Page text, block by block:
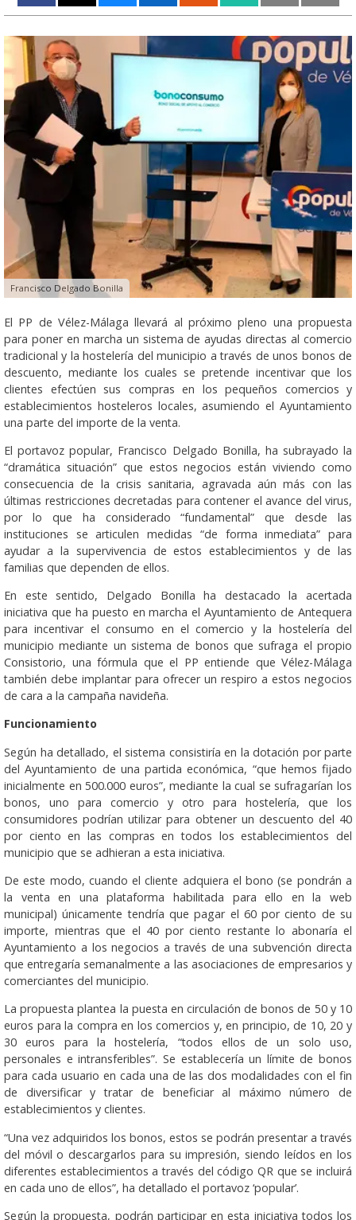
Francisco Delgado Bonilla
El PP de Vélez-Málaga llevará al próximo pleno una propuesta
para poner en marcha un sistema de ayudas directas al comercio
tradicional y la hostelería del municipio a través de unos bonos de
descuento, mediante los cuales se pretende incentivar que los
clientes efectúen sus compras en los pequeños comercios y
establecimientos hosteleros locales, asumiendo el Ayuntamiento
una parte del importe de la venta.
El portavoz popular, Francisco Delgado Bonilla, ha subrayado la
“dramática situación” que estos negocios están viviendo como
consecuencia de la crisis sanitaria, agravada aún más con las
últimas restricciones decretadas para contener el avance del virus,
por lo que ha considerado “fundamental” que desde las
instituciones se articulen medidas “de forma inmediata” para
ayudar a la supervivencia de estos establecimientos y de las
familias que dependen de ellos.
En este sentido, Delgado Bonilla ha destacado la acertada
iniciativa que ha puesto en marcha el Ayuntamiento de Antequera
para incentivar el consumo en el comercio y la hostelería del
municipio mediante un sistema de bonos que sufraga el propio
Consistorio, una fórmula que el PP entiende que Vélez-Málaga
también debe implantar para ofrecer un respiro a estos negocios
de cara a la campaña navideña.
Funcionamiento
Según ha detallado, el sistema consistiría en la dotación por parte
del Ayuntamiento de una partida económica, “que hemos fijado
inicialmente en 500.000 euros”, mediante la cual se sufragarían los
bonos, uno para comercio y otro para hostelería, que los
consumidores podrían utilizar para obtener un descuento del 40
por ciento en las compras en todos los establecimientos del
municipio que se adhieran a esta iniciativa.
De este modo, cuando el cliente adquiera el bono (se pondrán a
la venta en una plataforma habilitada para ello en la web
municipal) únicamente tendría que pagar el 60 por ciento de su
importe, mientras que el 40 por ciento restante lo abonaría el
Ayuntamiento a los negocios a través de una subvención directa
que entregaría semanalmente a las asociaciones de empresarios y
comerciantes del municipio.
La propuesta plantea la puesta en circulación de bonos de 50 y 10
euros para la compra en los comercios y, en principio, de 10, 20 y
30 euros para la hostelería, “todos ellos de un solo uso,
personales e intransferibles”. Se establecería un límite de bonos
para cada usuario en cada una de las dos modalidades con el fin
de diversificar y tratar de beneficiar al máximo número de
establecimientos y clientes.
“Una vez adquiridos los bonos, estos se podrán presentar a través
del móvil o descargarlos para su impresión, siendo leídos en los
diferentes establecimientos a través del código QR que se incluirá
en cada uno de ellos”, ha detallado el portavoz ‘popular’.
Según la propuesta, podrán participar en esta iniciativa todos los